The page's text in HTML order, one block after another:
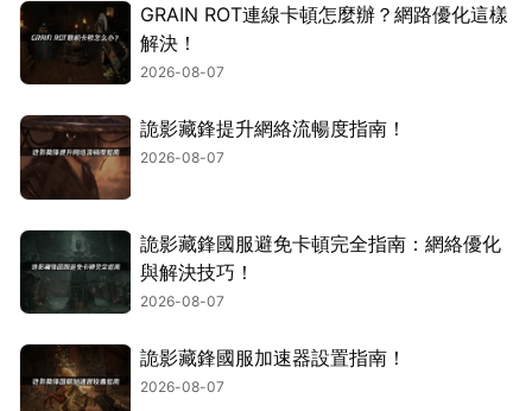
GRAIN ROT連線卡頓怎麼辦？網路優化這樣
解決！
2026-08-07
詭影藏鋒提升網絡流暢度指南！
2026-08-07
詭影藏鋒國服避免卡頓完全指南：網絡優化
與解決技巧！
2026-08-07
詭影藏鋒國服加速器設置指南！
2026-08-07